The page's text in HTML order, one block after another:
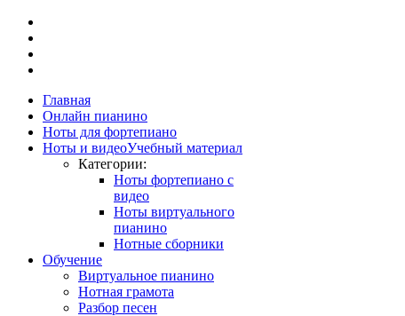
Главная
Онлайн пианино
Ноты для фортепиано
Ноты и видеоУчебный материал
Категории:
Ноты фортепиано с
видео
Ноты виртуального
пианино
Нотные сборники
Обучение
Виртуальное пианино
Нотная грамота
Разбор песен